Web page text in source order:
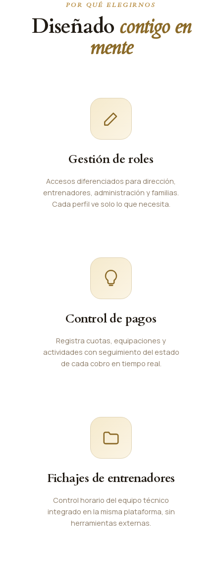
POR QUÉ ELEGIRNOS
Diseñado contigo en
mente
Gestión de roles
Accesos diferenciados para dirección,
entrenadores, administración y familias.
Cada perfil ve solo lo que necesita.
Control de pagos
Registra cuotas, equipaciones y
actividades con seguimiento del estado
de cada cobro en tiempo real.
Fichajes de entrenadores
Control horario del equipo técnico
integrado en la misma plataforma, sin
herramientas externas.